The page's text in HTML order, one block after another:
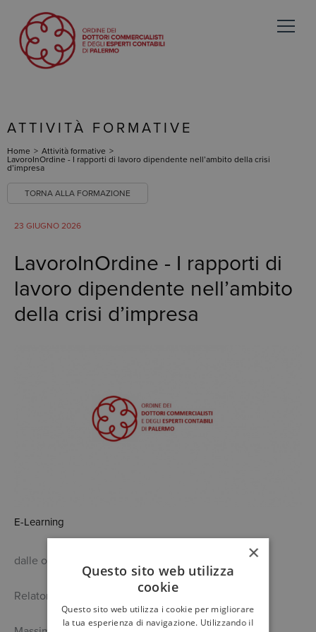
ATTIVITÀ FORMATIVE
Home > Attività formative >
LavoroInOrdine - I rapporti di lavoro dipendente nell’ambito della crisi
d’impresa
TORNA ALLA FORMAZIONE
23 GIUGNO 2026
LavoroInOrdine - I rapporti di
lavoro dipendente nell’ambito
della crisi d’impresa
E-Learning
dalle ore 10.00 alle ore 12.00
Relatore
×
Questo sito web utilizza
cookie
Questo sito web utilizza i cookie per migliorare
la tua esperienza di navigazione. Utilizzando il